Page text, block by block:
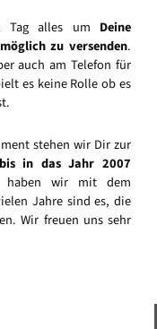
Tag alles um Deine
zu versenden.
auch am Telefon für
es keine Rolle ob es
stehen wir Dir zur
in das Jahr 2007
haben wir mit dem
Jahre sind es, die
Wir freuen uns sehr